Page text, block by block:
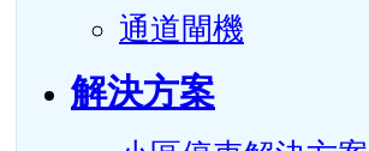
通道閘機
解決方案